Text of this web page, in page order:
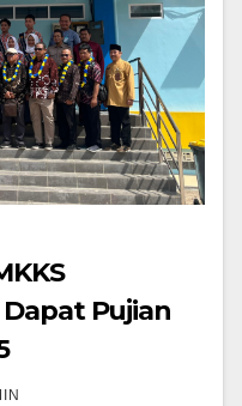
Pujian